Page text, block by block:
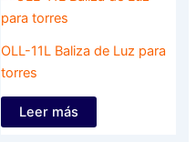
OLL-11L Baliza de Luz para
torres
Leer más